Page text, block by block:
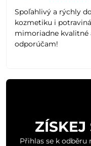
Spoľahlivý a rýchly
kozmetiku i
mimoriadne kvalitné
odporúčam!
ZÍSKEJ
Přihlas se k odběru